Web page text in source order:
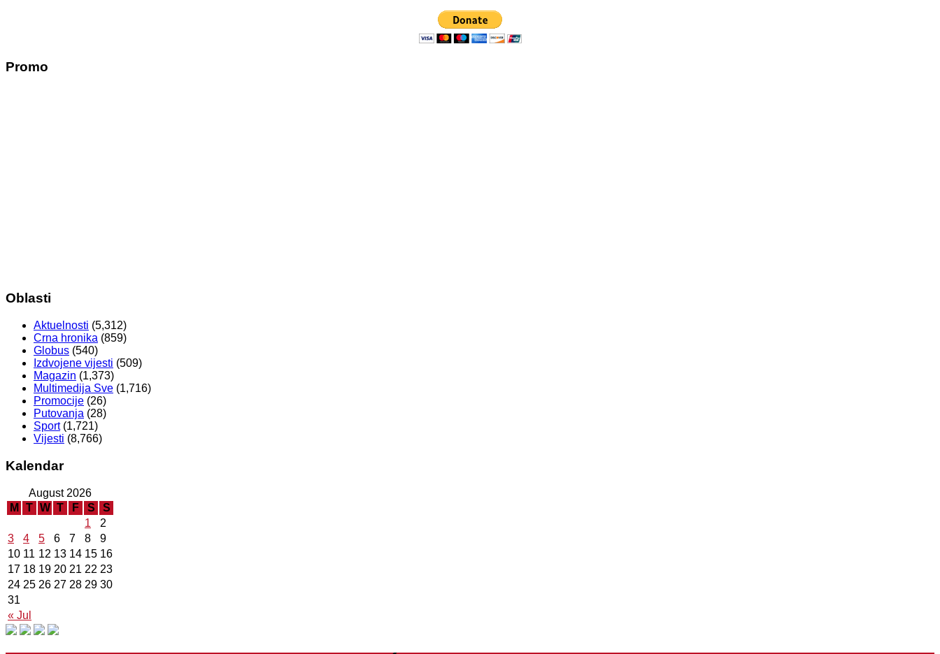
Promo
Oblasti
Aktuelnosti (5,312)
Crna hronika (859)
Globus (540)
Izdvojene vijesti (509)
Magazin (1,373)
Multimedija Sve (1,716)
Promocije (26)
Putovanja (28)
Sport(1,721)
Vijesti (8,766)
Kalendar
August 2026
M
T W T F S S
« Jul
1
2
3
4 5 6 7 8
9
10 11 12 13 14 15 16
17 18 19 20 21 22 23
24 25 26 27 28 29 30
31